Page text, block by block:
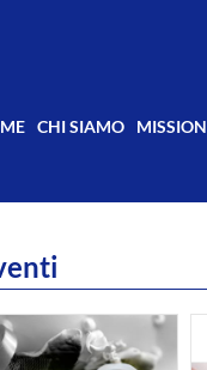
CHI SIAMO MISSION